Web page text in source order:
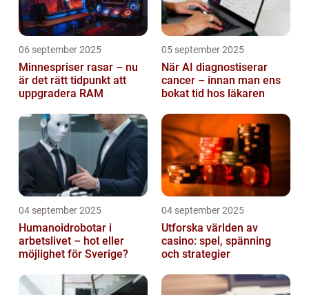
06 september 2025
Minnespriser rasar – nu
är det rätt tidpunkt att
uppgradera RAM
05 september 2025
När AI diagnostiserar
cancer – innan man ens
bokat tid hos läkaren
04 september 2025
Humanoidrobotar i
arbetslivet – hot eller
möjlighet för Sverige?
04 september 2025
Utforska världen av
casino: spel, spänning
och strategier